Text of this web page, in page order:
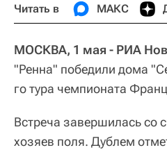
Читать в МАКС
МОСКВА, 1 мая - РИА
"Ренна" победили дома
го тура чемпионата
Встреча завершилась со
хозяев поля. Дублем